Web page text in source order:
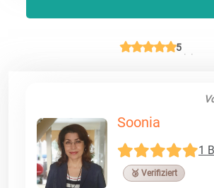
5
Soonia
1
🥉 Verifiziert